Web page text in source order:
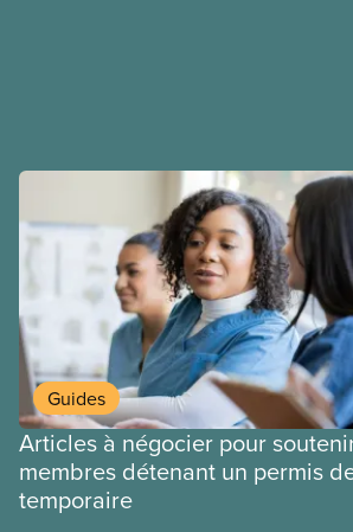
Guides
Articles à négocier pour
membres détenant un permis
temporaire